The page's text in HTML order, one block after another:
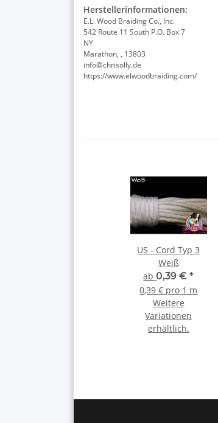
Herstellerinformationen:
E.L. Wood Braiding Co., Inc.
542 Route 11 South P.O. Box 7
NY
Marathon, , 13803
info@chrisolly.de
https://www.elwoodbraiding.com/
US - Cord Typ 3
Weiß
ab0,39 €*
0,39 € pro 1 m
Weitere
Variationen
erhältlich.